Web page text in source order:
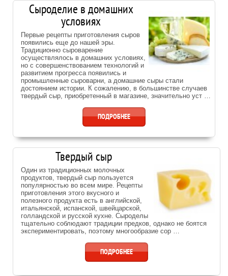
Сыроделие в домашних
условиях
Первые рецепты приготовления сыров
появились еще до нашей эры.
Традиционно сыроварение
осуществлялось в домашних условиях,
но с совершенствованием технологий и
развитием прогресса появились и
промышленные сыроварни, а домашние сыры стали
достоянием истории. К сожалению, в большинстве случаев
твердый сыр, приобретенный в магазине, значительно уст …
ПОДРОБНЕЕ
Твердый сыр
Один из традиционных молочных
продуктов, твердый сыр пользуется
популярностью во всем мире. Рецепты
приготовления этого вкусного и
полезного продукта есть в английской,
итальянской, испанской, швейцарской,
голландской и русской кухне. Сыроделы
тщательно соблюдают традиции предков, однако не боятся
экспериментировать, поэтому многообразие сор …
ПОДРОБНЕЕ